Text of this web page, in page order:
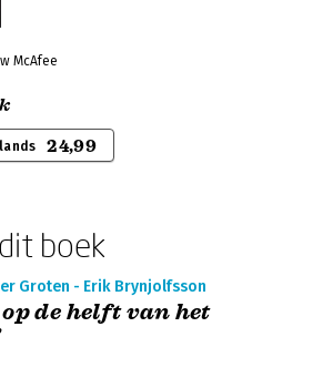
McAfee
24,99
boek
Groten - Erik Brynjolfsson
de helft van het